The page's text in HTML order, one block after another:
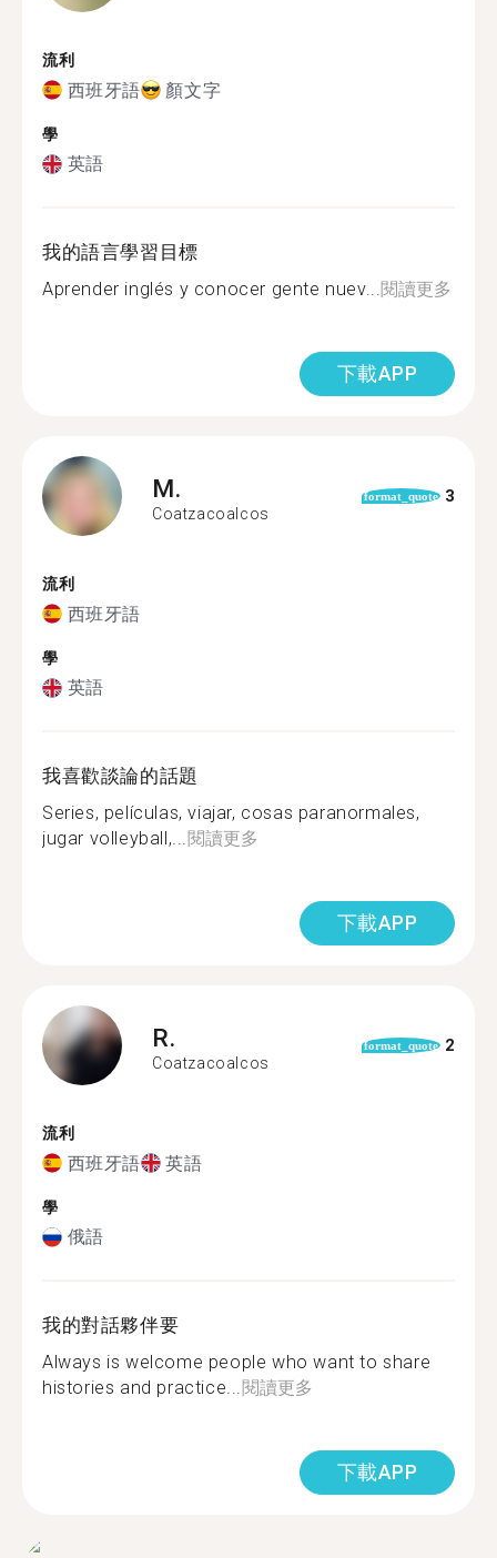
流利
西班牙語 顏文字
學
英語
我的語言學習目標
Aprender inglés y conocer gente nuev...閱讀更多
下載APP
M.
Coatzacoalcos
format_quote 3
流利
西班牙語
學
英語
我喜歡談論的話題
Series, películas, viajar, cosas paranormales,
jugar volleyball,...閱讀更多
下載APP
R.
Coatzacoalcos
format_quote 2
流利
西班牙語 英語
學
俄語
我的對話夥伴要
Always is welcome people who want to share
histories and practice...閱讀更多
下載APP